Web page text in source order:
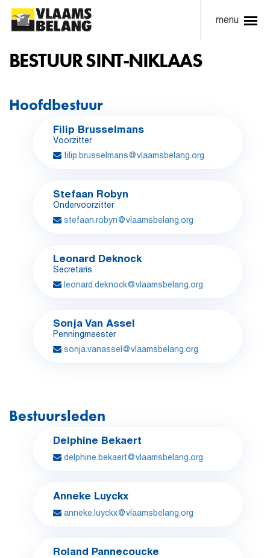
menu
BESTUUR SINT-NIKLAAS
Hoofdbestuur
Filip Brusselmans
Voorzitter
filip.brusselmans@vlaamsbelang.org
Stefaan Robyn
Ondervoorzitter
stefaan.robyn@vlaamsbelang.org
Leonard Deknock
Secretaris
leonard.deknock@vlaamsbelang.org
Sonja Van Assel
Penningmeester
sonja.vanassel@vlaamsbelang.org
Bestuursleden
Delphine Bekaert
delphine.bekaert@vlaamsbelang.org
Anneke Luyckx
anneke.luyckx@vlaamsbelang.org
Roland Pannecoucke